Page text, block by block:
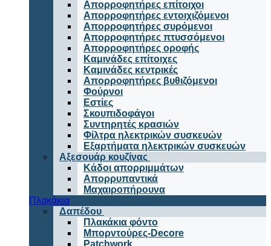
Απορροφητήρες επίτοιχοι
Απορροφητήρες εντοιχιζόμενοι
Απορροφητήρες συρόμενοι
Απορροφητήρες πτυσσόμενοι
Απορροφητήρες οροφής
Καμινάδες επίτοιχες
Καμινάδες κεντρικές
Απορροφητήρες βυθιζόμενοι
Φούρνοι
Εστίες
Σκουπιδοφάγοι
Συντηρητές κρασιών
Φίλτρα ηλεκτρικών συσκευών
Εξαρτήματα ηλεκτρικών συσκευών
Αξεσουάρ κουζίνας
Κάδοι απορριμμάτων
Απορρυπαντικά
Μαχαιροπήρουνα
Πλακάκια
Δαπέδου
Πλακάκια φόντο
Μπορντούρες-Decore
Patchwork